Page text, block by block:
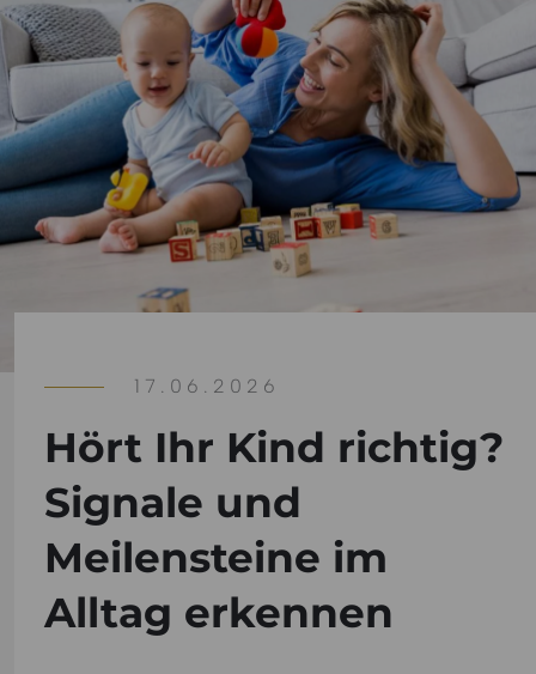
17.06.2026
Hört Ihr Kind richtig?
Signale und
Meilensteine im
Alltag erkennen